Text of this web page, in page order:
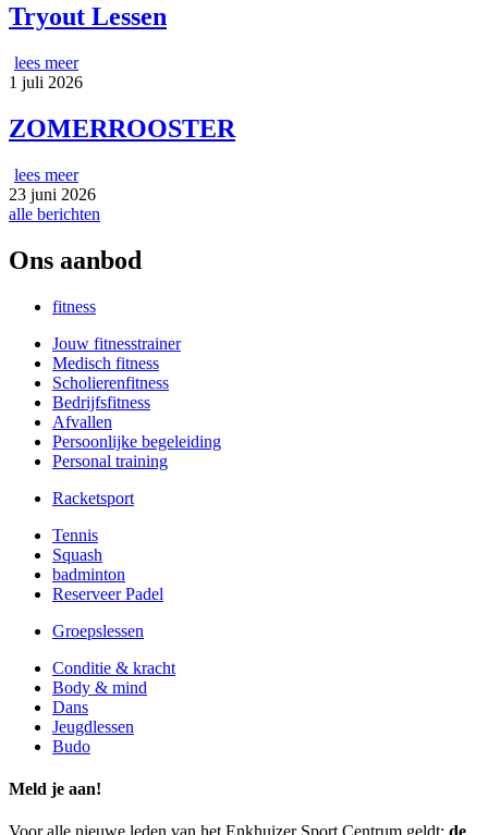
Tryout Lessen
lees meer
1 juli 2026
ZOMERROOSTER
lees meer
23 juni 2026
alle berichten
Ons aanbod
fitness
Jouw fitnesstrainer
Medisch fitness
Scholierenfitness
Bedrijfsfitness
Afvallen
Persoonlijke begeleiding
Personal training
Racketsport
Tennis
Squash
badminton
Reserveer Padel
Groepslessen
Conditie & kracht
Body & mind
Dans
Jeugdlessen
Budo
Meld je aan!